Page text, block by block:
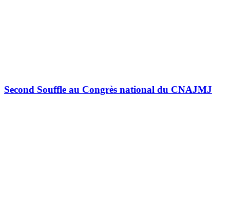
Second Souffle au Congrès national du CNAJMJ